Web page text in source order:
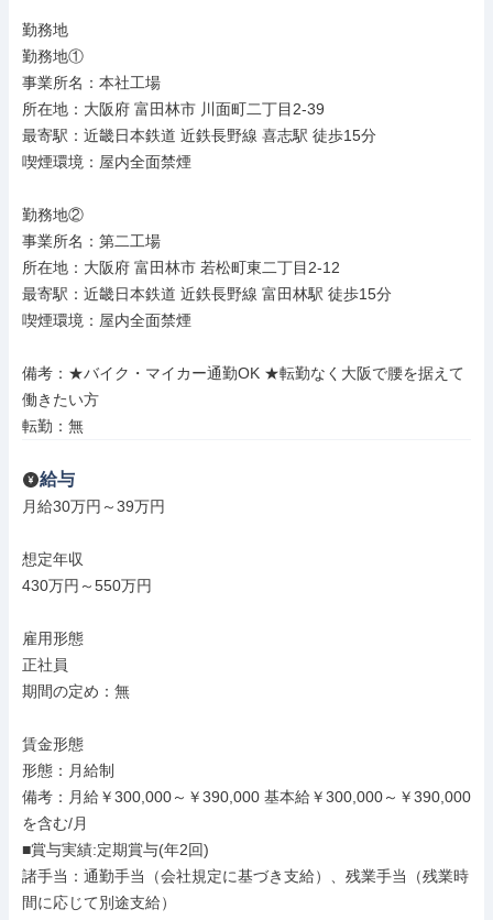
勤務地
勤務地①
事業所名：本社工場
所在地：大阪府 富田林市 川面町二丁目2-39
最寄駅：近畿日本鉄道 近鉄長野線 喜志駅 徒歩15分
喫煙環境：屋内全面禁煙
勤務地②
事業所名：第二工場
所在地：大阪府 富田林市 若松町東二丁目2-12
最寄駅：近畿日本鉄道 近鉄長野線 富田林駅 徒歩15分
喫煙環境：屋内全面禁煙
備考：★バイク・マイカー通勤OK ★転勤なく大阪で腰を据えて
働きたい方
転勤：無
給与
月給30万円～39万円
想定年収
430万円～550万円
雇用形態
正社員
期間の定め：無
賃金形態
形態：月給制
備考：月給￥300,000～￥390,000 基本給￥300,000～￥390,000
を含む/月
■賞与実績:定期賞与(年2回)
諸手当：通勤手当（会社規定に基づき支給）、残業手当（残業時
間に応じて別途支給）